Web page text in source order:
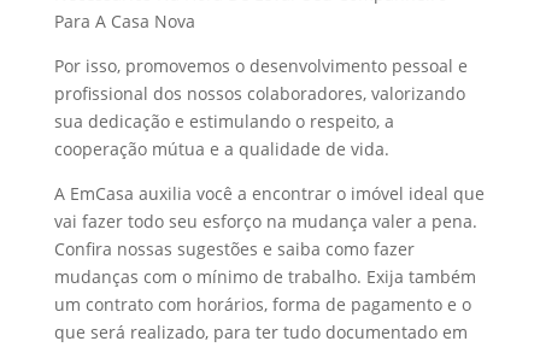
Para A Casa Nova
Por isso, promovemos o desenvolvimento pessoal e
profissional dos nossos colaboradores, valorizando
sua dedicação e estimulando o respeito, a
cooperação mútua e a qualidade de vida.
A EmCasa auxilia você a encontrar o imóvel ideal que
vai fazer todo seu esforço na mudança valer a pena.
Confira nossas sugestões e saiba como fazer
mudanças com o mínimo de trabalho. Exija também
um contrato com horários, forma de pagamento e o
que será realizado, para ter tudo documentado em